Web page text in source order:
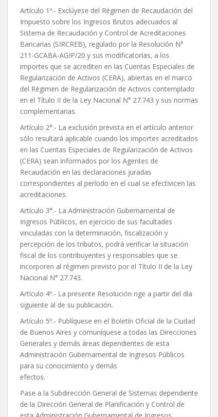
Artículo 1º.- Exclúyese del Régimen de Recaudación del
Impuesto sobre los Ingresos Brutos adecuados al
Sistema de Recaudación y Control de Acreditaciones
Bancarias (SIRCREB), regulado por la Resolución N°
211-GCABA-AGIP/20 y sus modificatorias, a los
importes que se acrediten en las Cuentas Especiales de
Regularización de Activos (CERA), abiertas en el marco
del Régimen de Regularización de Activos contemplado
en el Título II de la Ley Nacional N° 27.743 y sus normas
complementarias.
Artículo 2°.- La exclusión prevista en el artículo anterior
sólo resultará aplicable cuando los importes acreditados
en las Cuentas Especiales de Regularización de Activos
(CERA) sean informados por los Agentes de
Recaudación en las declaraciones juradas
correspondientes al período en el cual se efectivicen las
acreditaciones.
Artículo 3°.- La Administración Gubernamental de
Ingresos Públicos, en ejercicio de sus facultades
vinculadas con la determinación, fiscalización y
percepción de los tributos, podrá verificar la situación
fiscal de los contribuyentes y responsables que se
incorporen al régimen previsto por el Título II de la Ley
Nacional N° 27.743.
Artículo 4º.- La presente Resolución rige a partir del día
siguiente al de su publicación.
Artículo 5º.- Publíquese en el Boletín Oficial de la Ciudad
de Buenos Aires y comuníquese a todas las Direcciones
Generales y demás áreas dependientes de esta
Administración Gubernamental de Ingresos Públicos
para su conocimiento y demás
efectos.
Pase a la Subdirección General de Sistemas dependiente
de la Dirección General de Planificación y Control de